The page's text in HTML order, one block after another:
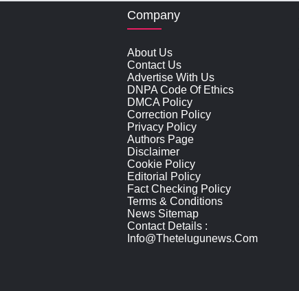
Company
About Us
Contact Us
Advertise With Us
DNPA Code Of Ethics
DMCA Policy
Correction Policy
Privacy Policy
Authors Page
Disclaimer
Cookie Policy
Editorial Policy
Fact Checking Policy
Terms & Conditions
News Sitemap
Contact Details :
Info@thetelugunews.com